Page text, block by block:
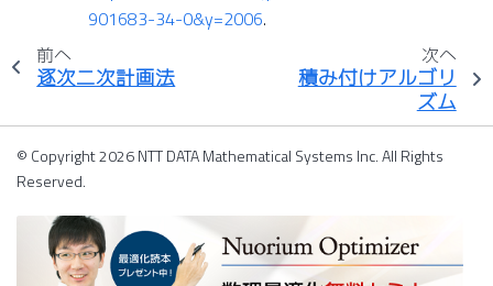
901683-34-0&y=2006.
前へ
逐次二次計画法
次へ
積み付けアルゴリ
ズム
© Copyright 2026 NTT DATA Mathematical Systems Inc. All Rights
Reserved.